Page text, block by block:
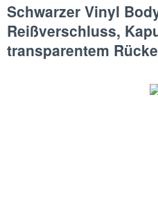
Schwarzer Vinyl
Reißverschluss,
transparentem